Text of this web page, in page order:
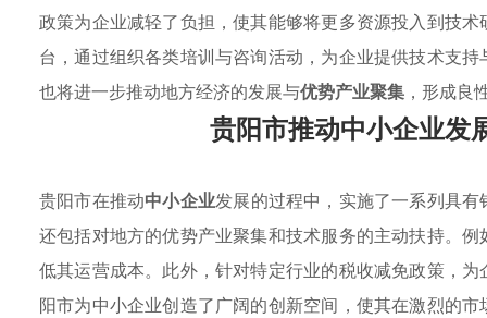
政策为企业减轻了负担，使其能够将更多资源投入到技
台，通过组织各类培训与咨询活动，为企业提供技术支
也将进一步推动地方经济的发展与优势产业聚集 ，形成良
贵阳市推动中小企业发
贵阳市在推动中小企业发展的过程中，实施了一系列具有
还包括对地方的优势产业聚集和技术服务的主动扶持。
低其运营成本。此外，针对特定行业的税收减免政策，
阳市为中小企业创造了广阔的创新空间，使其在激烈的